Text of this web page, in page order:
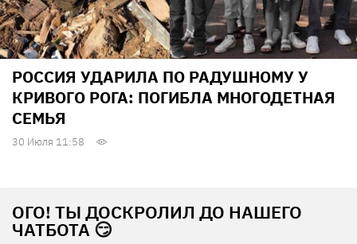
РОССИЯ УДАРИЛА ПО РАДУШНОМУ У
КРИВОГО РОГА: ПОГИБЛА МНОГОДЕТНАЯ
СЕМЬЯ
30 Июля 11:58
ОГО! ТЫ ДОСКРОЛИЛ ДО НАШЕГО
ЧАТБОТА 😏